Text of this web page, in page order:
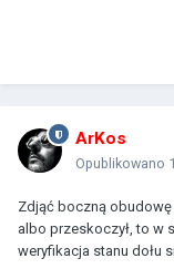
ArKos
Opublikowano
Zdjąć boczną
albo przeskoczył, to w
weryfikacja stanu dołu